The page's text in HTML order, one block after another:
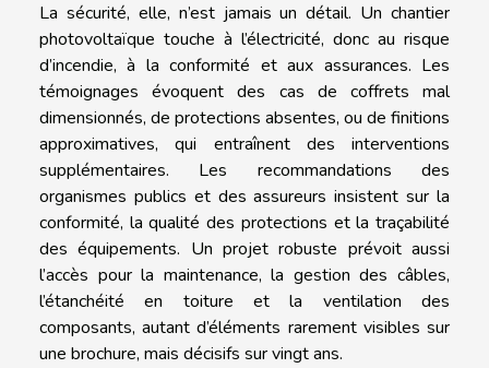
La sécurité, elle, n’est jamais un détail. Un chantier
photovoltaïque touche à l’électricité, donc au risque
d’incendie, à la conformité et aux assurances. Les
témoignages évoquent des cas de coffrets mal
dimensionnés, de protections absentes, ou de finitions
approximatives, qui entraînent des interventions
supplémentaires. Les recommandations des
organismes publics et des assureurs insistent sur la
conformité, la qualité des protections et la traçabilité
des équipements. Un projet robuste prévoit aussi
l’accès pour la maintenance, la gestion des câbles,
l’étanchéité en toiture et la ventilation des
composants, autant d’éléments rarement visibles sur
une brochure, mais décisifs sur vingt ans.